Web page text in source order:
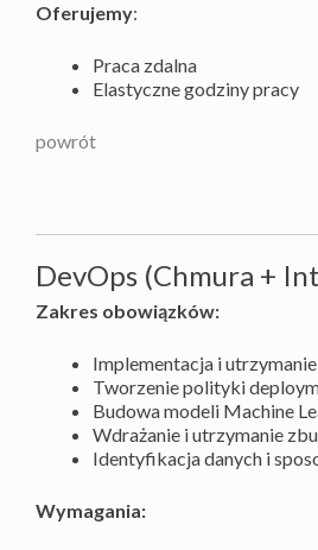
Oferujemy:
Praca zdalna
Elastyczne godziny pracy
powrót
DevOps (Chmura +
Zakres obowiązków:
Implementacja i
Tworzenie polityki
Budowa modeli Machine
Wdrażanie i utrzymanie
Identyfikacja danych i
Wymagania: